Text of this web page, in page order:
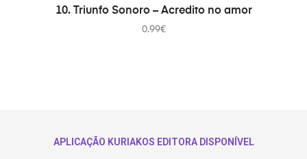
ADICIONAR
10. Triunfo Sonoro – Acredito no amor
0.99€
APLICAÇÃO KURIAKOS EDITORA DISPONÍVEL